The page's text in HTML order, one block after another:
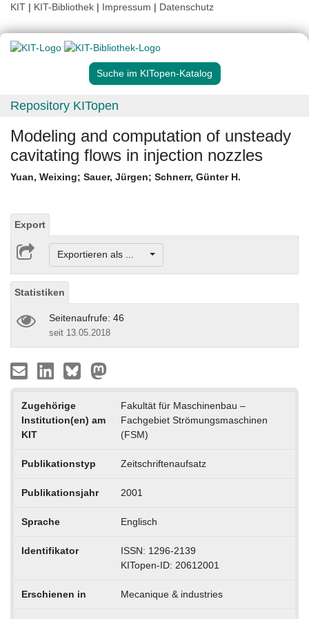
KIT | KIT-Bibliothek | Impressum | Datenschutz
Suche im KITopen-Katalog
Repository KITopen
Modeling and computation of unsteady
cavitating flows in injection nozzles
Yuan, Weixing; Sauer, Jürgen; Schnerr, Günter H.
Export
Exportieren als ...
Statistiken
Seitenaufrufe: 46
seit 13.05.2018
Zugehörige
Institution(en) am
KIT
Fakultät für Maschinenbau –
Fachgebiet Strömungsmaschinen
(FSM)
Publikationstyp Zeitschriftenaufsatz
Publikationsjahr 2001
Sprache Englisch
Identifikator
ISSN: 1296-2139
KITopen-ID: 20612001
Erschienen in Mecanique & industries